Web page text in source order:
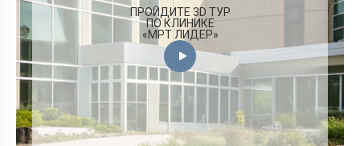
ПРОЙДИТЕ 3D ТУР
ПО КЛИНИКЕ
«МРТ ЛИДЕР»